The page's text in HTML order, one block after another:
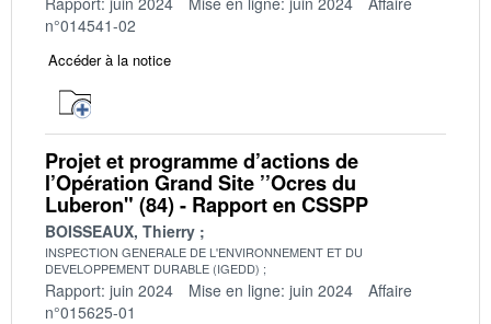
n°014541-02
Accéder à la notice
Projet et programme d’actions de
l’Opération Grand Site ’’Ocres du
Luberon" (84) - Rapport en CSSPP
BOISSEAUX, Thierry
INSPECTION GENERALE DE L'ENVIRONNEMENT ET DU
DEVELOPPEMENT DURABLE (IGEDD)
Rapport: juin 2024 Mise en ligne: juin 2024
Affaire
n°015625-01